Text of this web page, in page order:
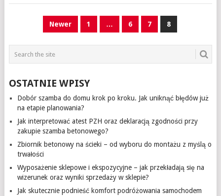
NAWIGACJA
WPISACH
Newer 1 … 6 7 8
OSTATNIE WPISY
Dobór szamba do domu krok po kroku. Jak uniknąć błędów już
na etapie planowania?
Jak interpretować atest PZH oraz deklaracją zgodności przy
zakupie szamba betonowego?
Zbiornik betonowy na ścieki – od wyboru do montażu z myślą o
trwałości
Wyposażenie sklepowe i ekspozycyjne – jak przekładają się na
wizerunek oraz wyniki sprzedaży w sklepie?
Jak skutecznie podnieść komfort podróżowania samochodem